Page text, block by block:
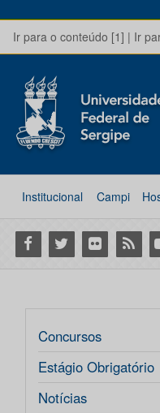
Ir para o conteúdo [1] | Ir
Institucional Campi
Facebook
Twitter Flickr RSS
Concursos
Estágio Obrigatório
Notícias